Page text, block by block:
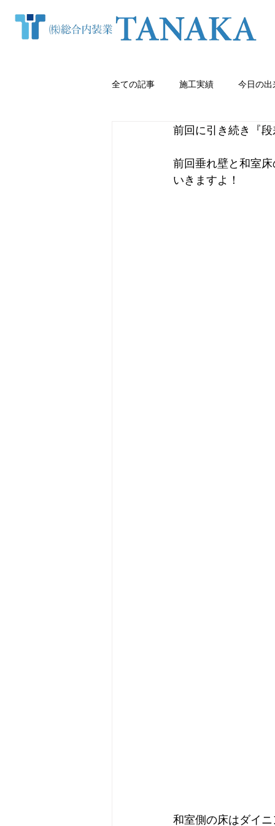
全ての記事 施工実績 今日の出
窓まわり（カーテン・ブラインド
クロス張り替え 熊本内装
前回に引き続き『
前回垂れ壁と和室
いきますよ！
和室側の床はダイ